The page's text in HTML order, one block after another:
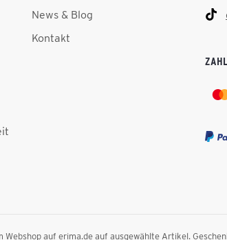
News & Blog
Kontakt
auf erima.de auf ausgewählte Artikel.